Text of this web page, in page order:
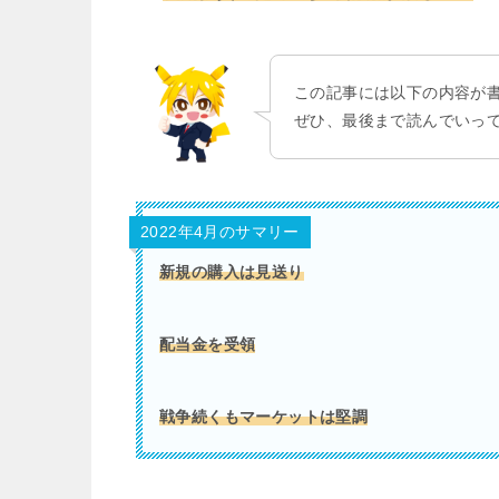
この記事には以下の内容が
ぜひ、最後まで読んでいっ
2022年4月のサマリー
新規の購入は見送り
配当金を受領
戦争続くもマーケットは堅調